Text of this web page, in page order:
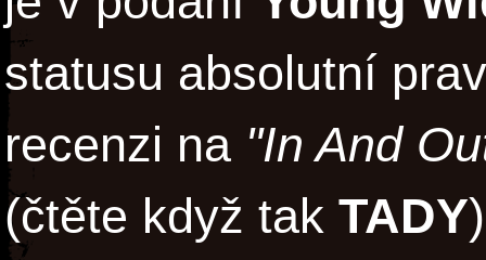
statusu absolutní
recenzi na "In And
(čtěte když tak TADY